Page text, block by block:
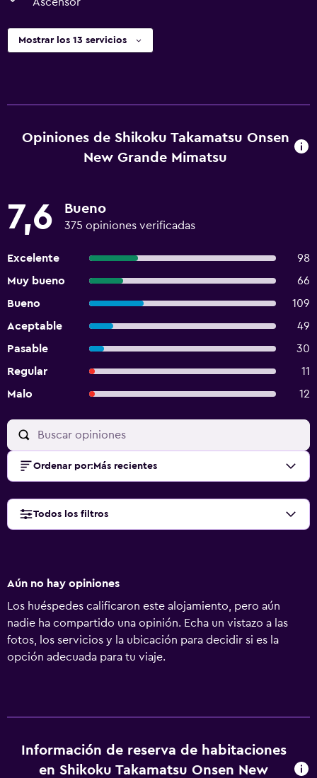
Mostrar los 13 servicios
Opiniones de Shikoku Takamatsu Onsen
New Grande Mimatsu
7,6 Bueno
375 opiniones verificadas
Excelente
98
Muy bueno
66
Bueno
109
Aceptable
49
Pasable
30
Regular
11
Malo
12
Ordenar por: Más recientes
Todos los filtros
Aún no hay opiniones
Los huéspedes calificaron este alojamiento, pero aún
nadie ha compartido una opinión. Echa un vistazo a las
fotos, los servicios y la ubicación para decidir si es la
opción adecuada para tu viaje.
Información de reserva de habitaciones
en Shikoku Takamatsu Onsen New